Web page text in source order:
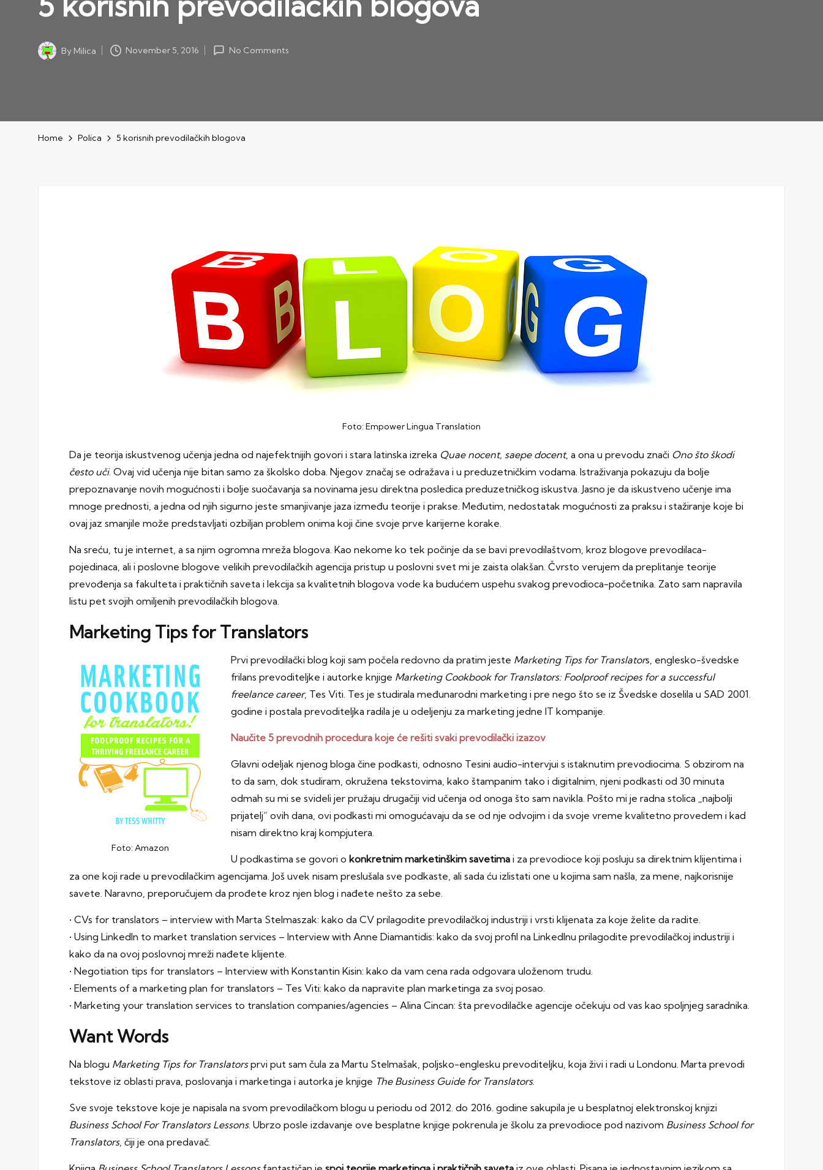
PostedBy Milica November 5, 2016 No Comments
Home Polica 5 korisnih prevodilačkih blogova
Foto: Empower Lingua Translation
Da je teorija iskustvenog učenja jedna od najefektnijih govori i stara latinska izreka Quae nocent, saepe docent, a ona u prevodu znači Ono što škodi
često uči. Ovaj vid učenja nije bitan samo za školsko doba. Njegov značaj se odražava i u preduzetničkim vodama. Istraživanja pokazuju da bolje
prepoznavanje novih mogućnosti i bolje suočavanja sa novinama jesu direktna posledica preduzetničkog iskustva. Jasno je da iskustveno učenje ima
mnoge prednosti, a jedna od njih sigurno jeste smanjivanje jaza između teorije i prakse. Međutim, nedostatak mogućnosti za praksu i stažiranje koje bi
ovaj jaz smanjile može predstavljati ozbiljan problem onima koji čine svoje prve karijerne korake.
Na sreću, tu je internet, a sa njim ogromna mreža blogova. Kao nekome ko tek počinje da se bavi prevodilaštvom, kroz blogove prevodilaca-
pojedinaca, ali i poslovne blogove velikih prevodilačkih agencija pristup u poslovni svet mi je zaista olakšan. Čvrsto verujem da preplitanje teorije
prevođenja sa fakulteta i praktičnih saveta i lekcija sa kvalitetnih blogova vode ka budućem uspehu svakog prevodioca-početnika. Zato sam napravila
listu pet svojih omiljenih prevodilačkih blogova.
Marketing Tips for Translators
Foto: Amazon
Prvi prevodilački blog koji sam počela redovno da pratim jeste Marketing Tips for Translators, englesko-švedske
frilans prevoditeljke i autorke knjige Marketing Cookbook for Translators: Foolproof recipes for a successful
freelance career, Tes Viti. Tes je studirala međunarodni marketing i pre nego što se iz Švedske doselila u SAD 2001.
godine i postala prevoditeljka radila je u odeljenju za marketing jedne IT kompanije.
Naučite 5 prevodnih procedura koje će rešiti svaki prevodilački izazov
Glavni odeljak njenog bloga čine podkasti, odnosno Tesini audio-intervjui s istaknutim prevodiocima. S obzirom na
to da sam, dok studiram, okružena tekstovima, kako štampanim tako i digitalnim, njeni podkasti od 30 minuta
odmah su mi se svideli jer pružaju drugačiji vid učenja od onoga što sam navikla. Pošto mi je radna stolica „najbolji
prijatelj“ ovih dana, ovi podkasti mi omogućavaju da se od nje odvojim i da svoje vreme kvalitetno provedem i kad
nisam direktno kraj kompjutera.
U podkastima se govori o konkretnim marketinškim savetima i za prevodioce koji posluju sa direktnim klijentima i
za one koji rade u prevodilačkim agencijama. Još uvek nisam preslušala sve podkaste, ali sada ću izlistati one u kojima sam našla, za mene, najkorisnije
savete. Naravno, preporučujem da prođete kroz njen blog i nađete nešto za sebe.
• CVs for translators – interview with Marta Stelmaszak: kako da CV prilagodite prevodilačkoj industriji i vrsti klijenata za koje želite da radite.
• Using LinkedIn to market translation services – Interview with Anne Diamantidis: kako da svoj profil na LinkedInu prilagodite prevodilačkoj industriji i
kako da na ovoj poslovnoj mreži nađete klijente.
• Negotiation tips for translators – Interview with Konstantin Kisin: kako da vam cena rada odgovara uloženom trudu.
• Elements of a marketing plan for translators – Tes Viti: kako da napravite plan marketinga za svoj posao.
• Marketing your translation services to translation companies/agencies – Alina Cincan: šta prevodilačke agencije očekuju od vas kao spoljnjeg saradnika.
Want Words
Na blogu Marketing Tips for Translatorsprvi put sam čula za Martu Stelmašak, poljsko-englesku prevoditeljku, koja živi i radi u Londonu. Marta prevodi
tekstove iz oblasti prava, poslovanja i marketinga i autorka je knjige The Business Guide for Translators.
Sve svoje tekstove koje je napisala na svom prevodilačkom blogu u periodu od 2012. do 2016. godine sakupila je u besplatnoj elektronskoj knjizi
Business School For Translators Lessons. Ubrzo posle izdavanje ove besplatne knjige pokrenula je školu za prevodioce pod nazivom Business School for
Translators, čiji je ona predavač.